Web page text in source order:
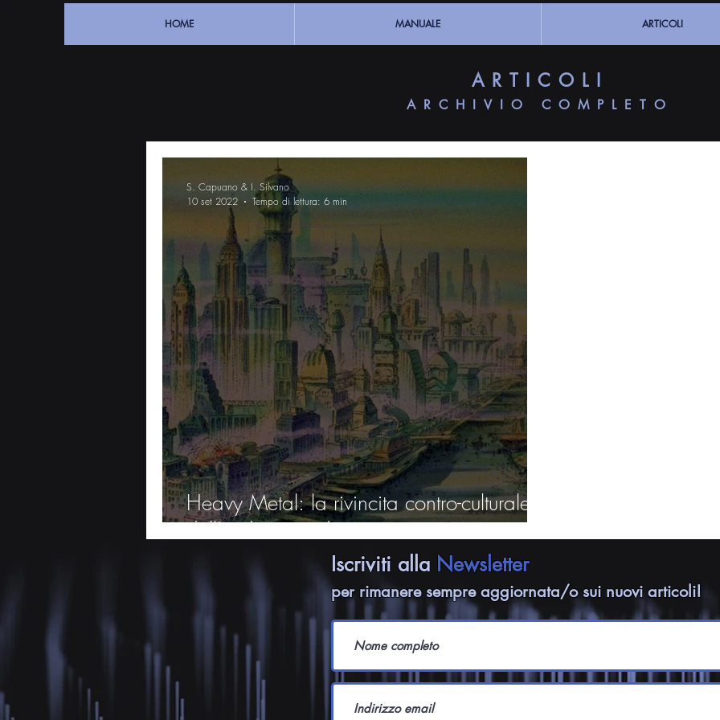
HOME MANUALE ARTICOLI
ARTICOLI
ARCHIVIO COMPLETO
Heavy Metal: la rivincita contro-culturale
dell'underground
S. Capuano & I. Silvano
10 set 2022
Tempo di lettura: 6 min
Iscriviti alla Newsletter
per rimanere sempre aggiornata/o sui nuovi articoli!